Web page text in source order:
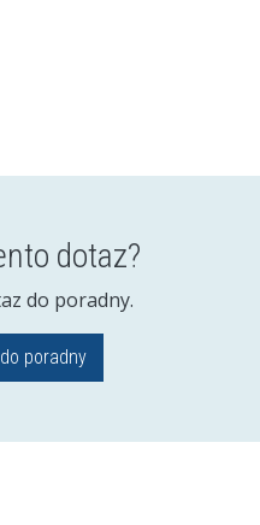
dotaz?
do poradny.
poradny